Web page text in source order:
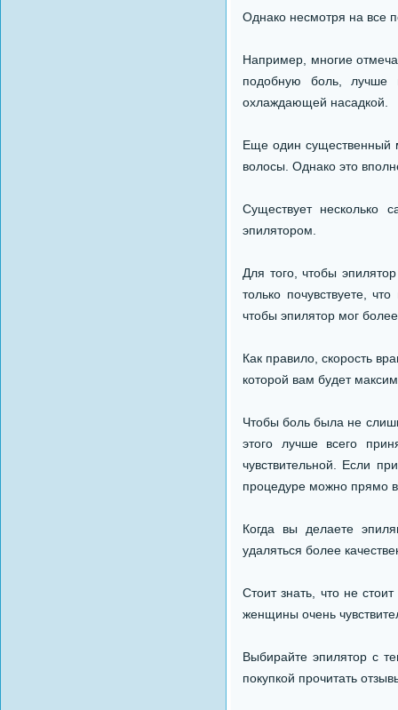
Однако несмотря на все
Например, многие
подобную боль, лучше
охлаждающей насадкой.
Еще один существенный
волосы. Однако это
Существует несколько
эпилятором.
Для того, чтобы
только почувствуете,
чтобы эпилятор мог
Как правило, скорость
которой вам будет
Чтобы боль была не
этого лучше всего
чувствительной. Если
процедуре можно прямо
Когда вы делаете
удаляться более
Стоит знать, что не
женщины очень
Выбирайте эпилятор с
покупкой прочитать